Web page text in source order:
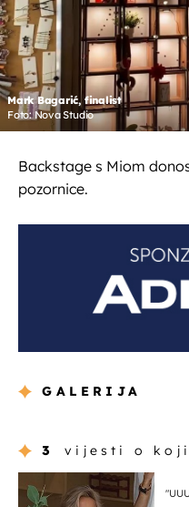
Mark Bagarić, finalist
Foto: Nova Studio
Backstage s Miom
pozornice.
GALERIJA
3 vijesti o